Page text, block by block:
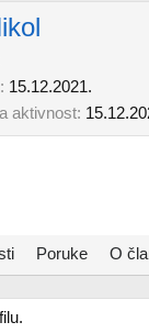
15.12.2021.
aktivnost
Poruke O